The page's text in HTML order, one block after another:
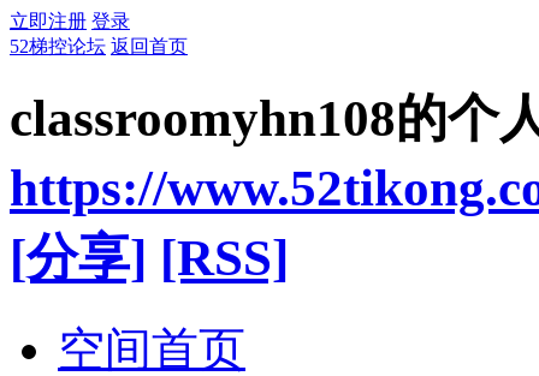
立即注册 登录
52梯控论坛 返回首页
classroomyhn108的个
https://
[分享] [RSS]
空间首页